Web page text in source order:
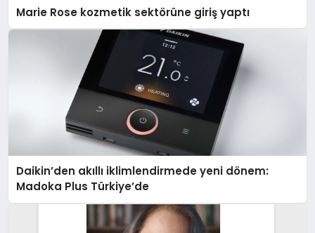
Marie Rose kozmetik sektörüne giriş yaptı
Daikin’den akıllı iklimlendirmede yeni dönem:
Madoka Plus Türkiye’de